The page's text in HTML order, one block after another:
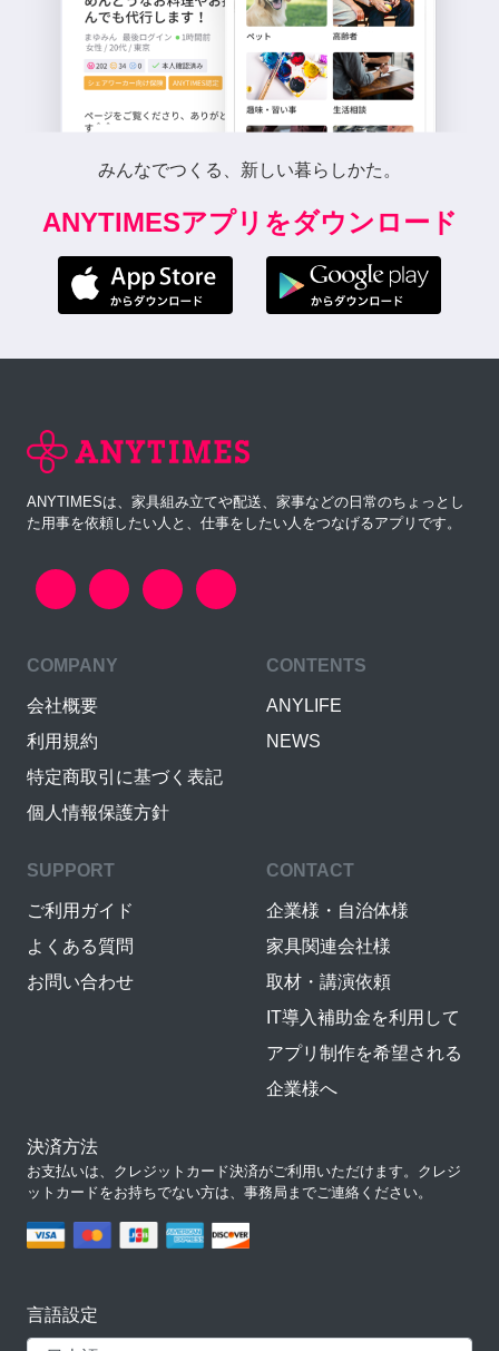
みんなでつくる、新しい暮らしかた。
ANYTIMESアプリをダウンロード
ANYTIMESは、家具組み立てや配送、家事などの日常のちょっとし
た用事を依頼したい人と、仕事をしたい人をつなげるアプリです。
COMPANY
会社概要
利用規約
特定商取引に基づく表記
個人情報保護方針
CONTENTS
ANYLIFE
NEWS
SUPPORT
ご利用ガイド
よくある質問
お問い合わせ
CONTACT
企業様・自治体様
家具関連会社様
取材・講演依頼
IT導入補助金を利用して
アプリ制作を希望される
企業様へ
決済方法
お支払いは、クレジットカード決済がご利用いただけます。クレジ
ットカードをお持ちでない方は、事務局までご連絡ください。
言語設定